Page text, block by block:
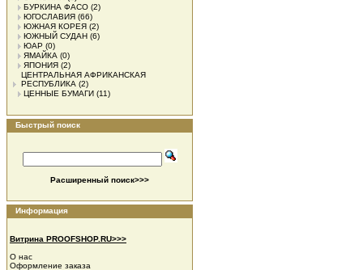
БУРКИНА ФАСО (2)
ЮГОСЛАВИЯ (66)
ЮЖНАЯ КОРЕЯ (2)
ЮЖНЫЙ СУДАН (6)
ЮАР (0)
ЯМАЙКА (0)
ЯПОНИЯ (2)
ЦЕНТРАЛЬНАЯ АФРИКАНСКАЯ
РЕСПУБЛИКА (2)
ЦЕННЫЕ БУМАГИ (11)
Быстрый поиск
Расширенный поиск>>>
Информация
Витрина PROOFSHOP.RU>>>
О нас
Оформление заказа